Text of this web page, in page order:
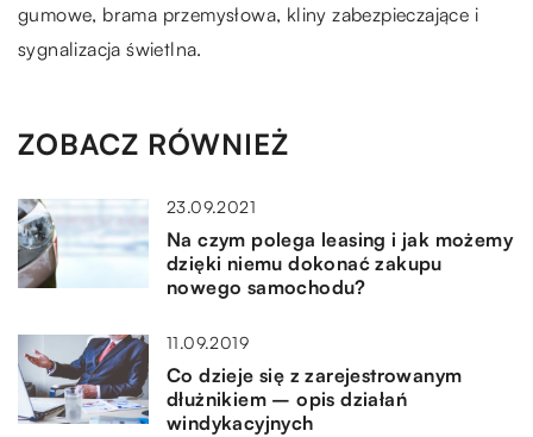
gumowe, brama przemysłowa, kliny zabezpieczające i
sygnalizacja świetlna.
ZOBACZ RÓWNIEŻ
23.09.2021
Na czym polega leasing i jak możemy
dzięki niemu dokonać zakupu
nowego samochodu?
11.09.2019
Co dzieje się z zarejestrowanym
dłużnikiem – opis działań
windykacyjnych